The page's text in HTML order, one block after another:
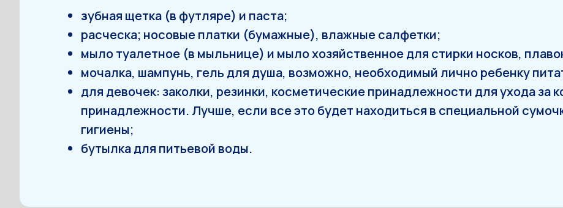
зубная щетка (в футляре) и паста;
расческа; носовые платки (бумажные), влажные салфетки;
мыло туалетное (в мыльнице) и мыло хозяйственное для стирки носков,
мочалка, шампунь, гель для душа, возможно, необходимый лично ребенку
для девочек: заколки, резинки, косметические принадлежности для ухода за
принадлежности. Лучше, если все это будет находиться в специальной
гигиены;
бутылка для питьевой воды.